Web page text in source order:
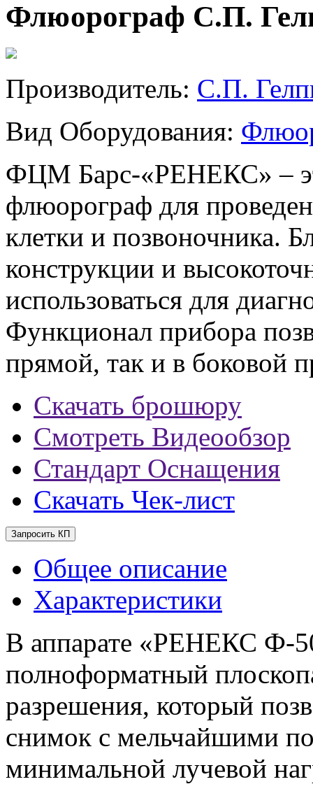
Флюорограф С.П.
Производитель: С.П.
Вид Оборудования:
ФЦМ Барс-«РЕНЕКС» –
флюорограф для
клетки и позвоночника.
конструкции и
использоваться для
Функционал прибора
прямой, так и в боковой
Скачать брошюру
Смотреть Видеообзор
Стандарт Оснащения
Скачать Чек-лист
Запросить КП
Общее описание
Характеристики
В аппарате «РЕНЕКС Ф-
полноформатный
разрешения, который
снимок с мельчайшими
минимальной лучевой